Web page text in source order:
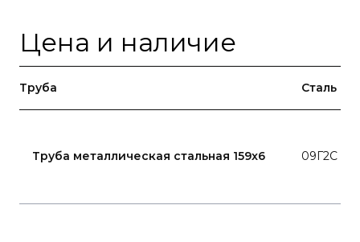
Цена и наличие
Труба Сталь
Труба металлическая стальная 159x6 09Г2С